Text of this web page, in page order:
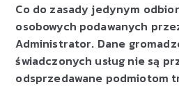
Co do zasady jedynym
osobowych podawanych
Administrator. Dane
świadczonych usług nie są
odsprzedawane podmiotom